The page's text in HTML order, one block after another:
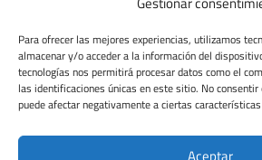
Para ofrecer las mejores experiencias, utilizamos
almacenar y/o acceder a la información del
tecnologías nos permitirá procesar datos como el
las identificaciones únicas en este sitio. No
puede afectar negativamente a ciertas
Aceptar
ESPAÑA
918 090
215
Canal
Cuenta de
usuario